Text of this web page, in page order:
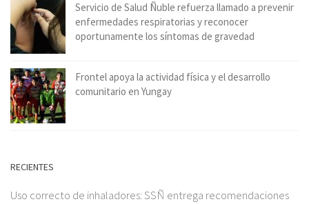
Servicio de Salud Ñuble refuerza llamado a prevenir
enfermedades respiratorias y reconocer
oportunamente los síntomas de gravedad
Frontel apoya la actividad física y el desarrollo
comunitario en Yungay
RECIENTES
Uso correcto de inhaladores: SSÑ entrega recomendaciones